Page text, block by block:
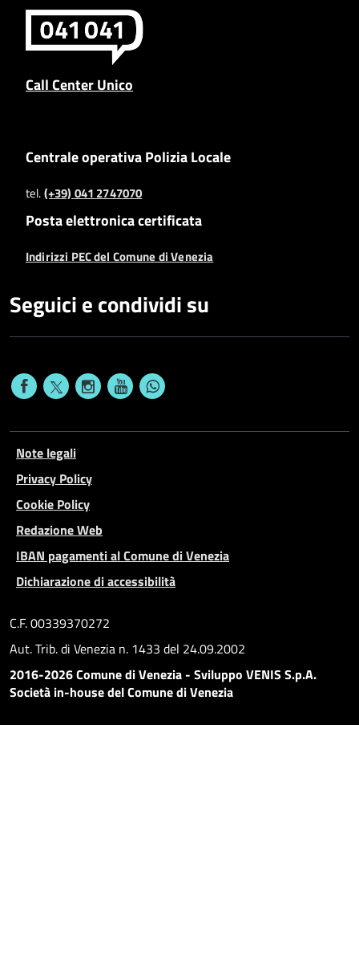
Call Center Unico
Centrale operativa Polizia Locale
tel.(+39) 041 2747070
Posta elettronica certificata
Indirizzi PEC del Comune di Venezia
Seguici e condividi su
Note legali
Privacy Policy
Cookie Policy
Redazione Web
IBAN pagamenti al Comune di Venezia
Dichiarazione di accessibilità
C.F. 00339370272
Aut. Trib. di Venezia n. 1433 del 24.09.2002
2016-2026 Comune di Venezia - Sviluppo VENIS S.p.A.
Società in-house del Comune di Venezia